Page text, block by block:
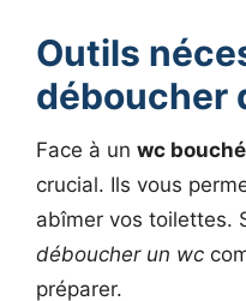
Outils
déboucher
Face à un wc bouché
crucial. Ils vous
abîmer vos toilettes.
déboucher un wc
préparer.